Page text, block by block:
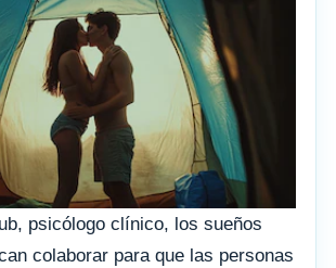
psicólogo clínico, los sueños
colaborar para que las personas